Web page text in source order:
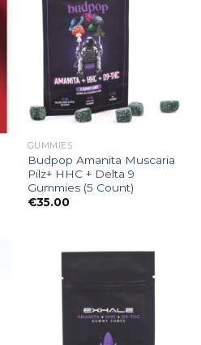
GUMMIES
Budpop Amanita Muscaria
Pilz+ HHC + Delta 9
Gummies (5 Count)
€35.00